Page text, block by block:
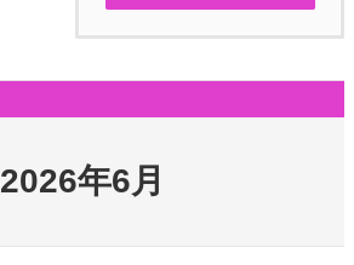
2026年6月